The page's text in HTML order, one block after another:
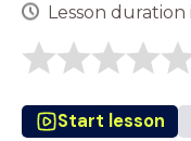
Lesson duration
Start lesson